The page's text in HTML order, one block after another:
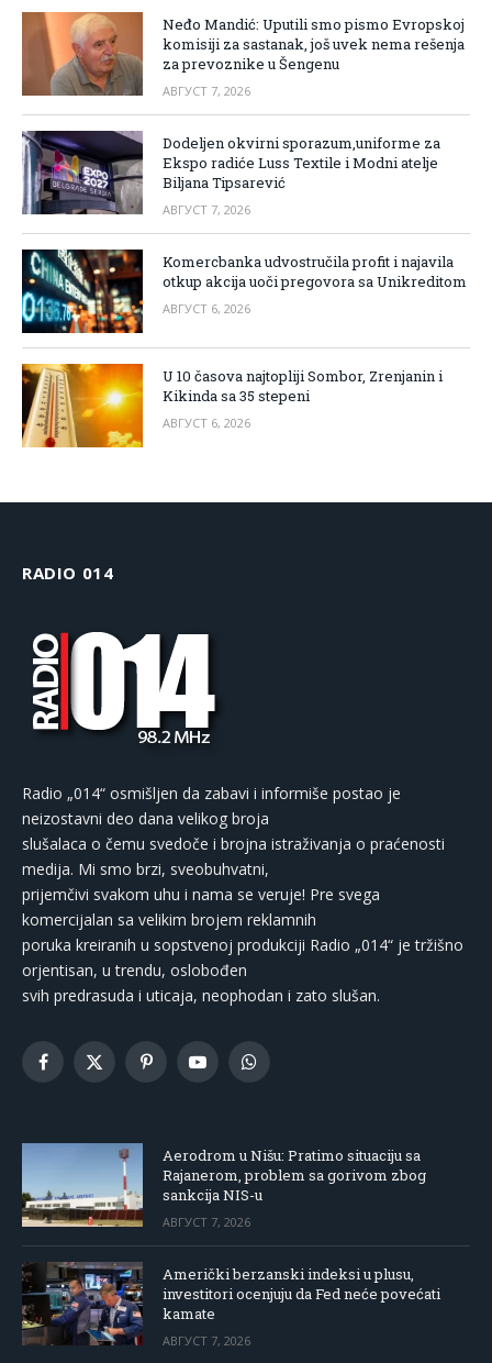
Neđo Mandić: Uputili smo pismo Evropskoj
komisiji za sastanak, još uvek nema rešenja
za prevoznike u Šengenu
АВГУСТ 7, 2026
Dodeljen okvirni sporazum,uniforme za
Ekspo radiće Luss Textile i Modni atelje
Biljana Tipsarević
АВГУСТ 7, 2026
Komercbanka udvostručila profit i najavila
otkup akcija uoči pregovora sa Unikreditom
АВГУСТ 6, 2026
U 10 časova najtopliji Sombor, Zrenjanin i
Kikinda sa 35 stepeni
АВГУСТ 6, 2026
RADIO 014
Radio „014“ osmišljen da zabavi i informiše postao je
neizostavni deo dana velikog broja
slušalaca o čemu svedoče i brojna istraživanja o praćenosti
medija. Mi smo brzi, sveobuhvatni,
prijemčivi svakom uhu i nama se veruje! Pre svega
komercijalan sa velikim brojem reklamnih
poruka kreiranih u sopstvenoj produkciji Radio „014“ je tržišno
orjentisan, u trendu, oslobođen
svih predrasuda i uticaja, neophodan i zato slušan.
Facebook
X
PinterestYouTubeWhatsApp
Aerodrom u Nišu: Pratimo situaciju sa
Rajanerom, problem sa gorivom zbog
sankcija NIS-u
АВГУСТ 7, 2026
Američki berzanski indeksi u plusu,
investitori ocenjuju da Fed neće povećati
kamate
АВГУСТ 7, 2026